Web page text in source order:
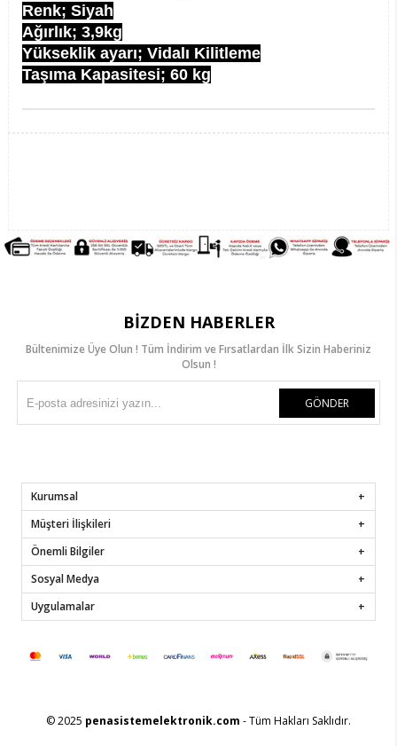
Renk; Siyah
Ağırlık; 3,9kg
Yükseklik ayarı; Vidalı Kilitleme
Taşıma Kapasitesi; 60 kg
BIZDEN HABERLER
Bültenimize Üye Olun ! Tüm İndirim ve Fırsatlardan İlk Sizin Haberiniz
Olsun !
GÖNDER
Kurumsal
Müşteri İlişkileri
Önemli Bilgiler
Sosyal Medya
Uygulamalar
© 2025 penasistemelektronik.com - Tüm Hakları Saklıdır.